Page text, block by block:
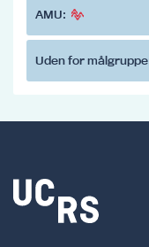
AMU:
Uden for